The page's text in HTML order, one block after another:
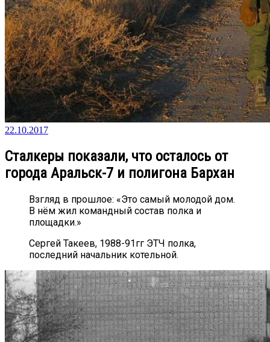
22.10.2017
Сталкеры показали, что осталось от
города Аральск-7 и полигона Бархан
Взгляд в прошлое: «Это самый молодой дом.
В нём жил командный состав полка и
площадки.»
Сергей Такеев, 1988-91гг ЭТЧ полка,
последний начальник котельной.